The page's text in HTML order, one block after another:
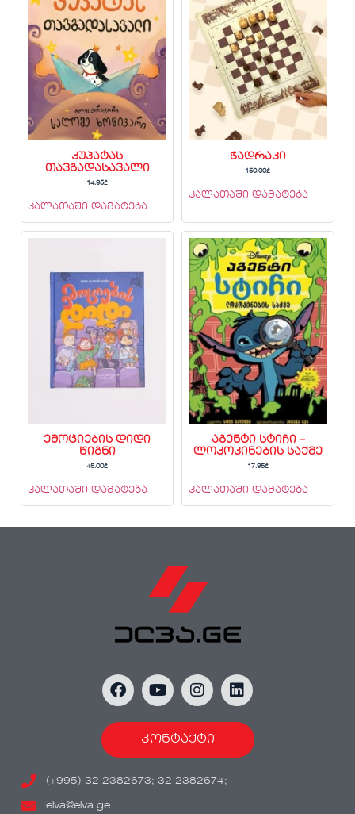
კუპატას
თავგადასავალი
14.95₾
კალათაში დამატება
ჭადრაკი
150.00₾
კალათაში დამატება
ემოციების დიდი
წიგნი
45.00₾
კალათაში დამატება
აგენტი სტიჩი –
ლოკოკინების საქმე
17.95₾
კალათაში დამატება
კონტაქტი
(+995) 32 2382673; 32 2382674;
elva@elva.ge